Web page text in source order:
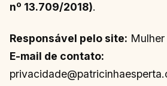
nº 13.709/2018).
Responsável pelo site:
E-mail de contato: